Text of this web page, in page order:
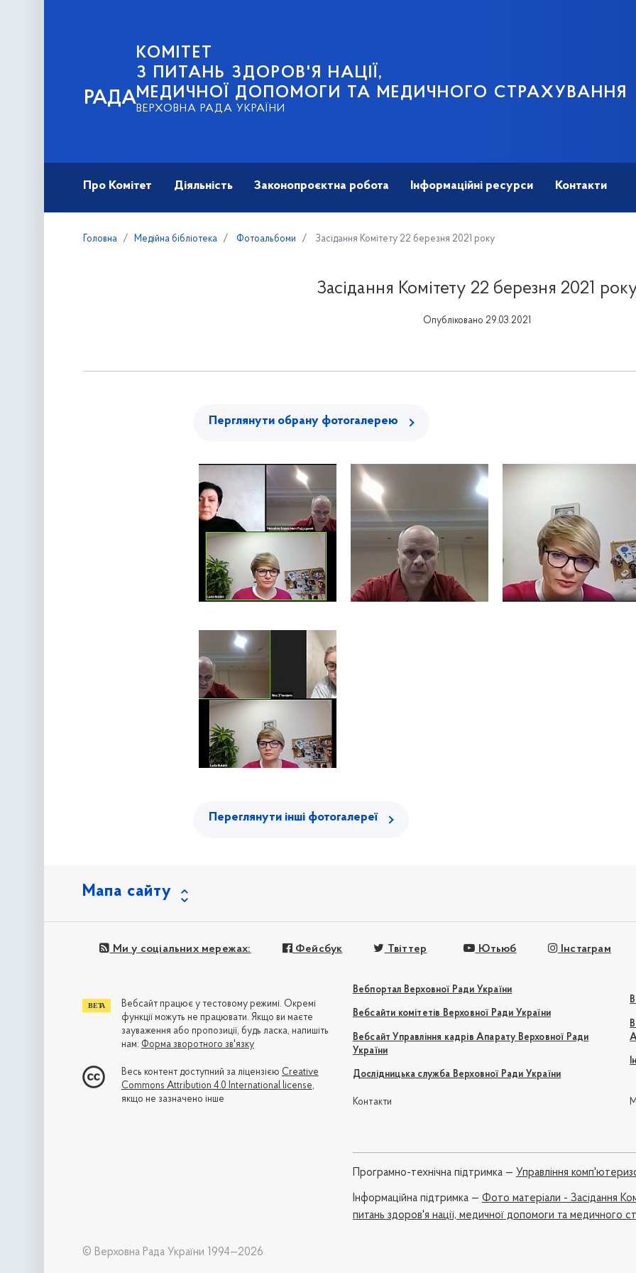
РАДА
КОМІТЕТ
З ПИТАНЬ ЗДОРОВ'Я НАЦІЇ,
МЕДИЧНОЇ ДОПОМОГИ ТА МЕДИЧНОГО СТРАХУВАННЯ
ВЕРХОВНА РАДА УКРАЇНИ
Про Комітет Діяльність Законопроєктна робота Інформаційні ресурси Контакти
Головна Медійна бібліотека Фотоальбоми Засідання Комітету 22 березня 2021 року
Засідання Комітету 22 березня 2021
Опубліковано 29.03.2021
Перглянути обрану фотогалерею
Переглянути інші фотогалереї
Мапа сайту
Ми у соціальних мережах: Фейсбук Твіттер Ютьюб Інстаграм
Вебпортал Верховної Ради України
Вебсайти комітетів Верховної Ради України
Вебсайт Управління кадрів Апарату Верховної Ради
України
Дослідницька служба Верховної Ради України
Контакти
Програмно-технічна підтримка — Управління
Iнформаційна підтримка — Фото матеріали - Засідання
питань здоров'я нації, медичної допомоги та медичного
Вебсайт працює у тестовому режимі. Окремі
функції можуть не працювати. Якщо ви маєте
зауваження або пропозиції, будь ласка, напишіть
нам: Форма зворотного зв'язку
Весь контент доступний за ліцензією Creative
Commons Attribution 4.0 International license,
якщо не зазначено інше
© Верховна Рада України 1994—2026